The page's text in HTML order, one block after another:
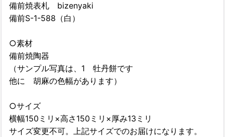
備前焼表札 bizenyaki
備前S-1-588（白）
○素材
備前焼陶器
（サンプル写真は、1 牡丹餅です
他に 胡麻の色幅があります）
○サイズ
横幅150ミリ×高さ150ミリ×厚み13ミリ
サイズ変更不可。上記サイズでのお届けになります。